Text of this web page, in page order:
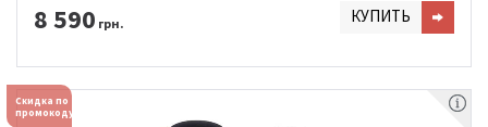
8 590 грн. КУПИТЬ
Скидка по
промокоду